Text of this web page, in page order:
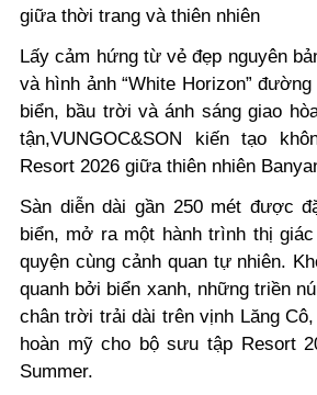
giữa thời trang và thiên nhiên
Lấy cảm hứng từ vẻ đẹp nguyên
và hình ảnh “White Horizon”
biển, bầu trời và ánh sáng giao
tận,VUNGOC&SON kiến tạo
Resort 2026 giữa thiên nhiên
Sàn diễn dài gần 250 mét được
biển, mở ra một hành trình thị
quyện cùng cảnh quan tự nhiên.
quanh bởi biển xanh, những triền
chân trời trải dài trên vịnh Lăng
hoàn mỹ cho bộ sưu tập Resort
Summer.